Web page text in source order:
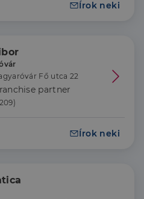
Írok neki
Fő utca 22
partner
Írok neki